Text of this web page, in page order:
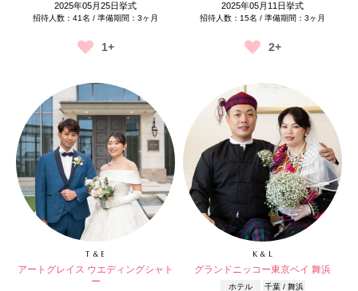
2025年05月25日挙式
招待人数：41名 / 準備期間：3ヶ月
1+
2025年05月11日挙式
招待人数：15名 / 準備期間：3ヶ月
2+
T & E
アートグレイス ウエディングシャト
ー
K & L
グランドニッコー東京ベイ 舞浜
ホテル 千葉 / 舞浜